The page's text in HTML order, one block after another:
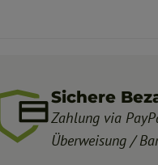
Sichere
Zahlung via
Überweisung /